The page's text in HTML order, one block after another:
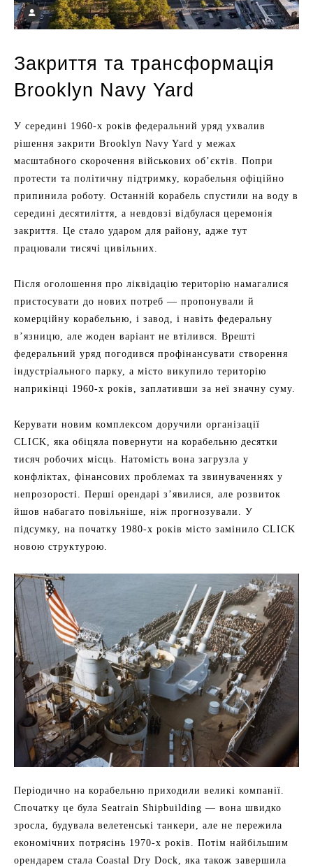
Закриття та трансформація
Brooklyn Navy Yard
У середині 1960-х років федеральний уряд ухвалив
рішення закрити Brooklyn Navy Yard у межах
масштабного скорочення військових об’єктів. Попри
протести та політичну підтримку, корабельня офіційно
припинила роботу. Останній корабель спустили на воду в
середині десятиліття, а невдовзі відбулася церемонія
закриття. Це стало ударом для району, адже тут
працювали тисячі цивільних.
Після оголошення про ліквідацію територію намагалися
пристосувати до нових потреб — пропонували й
комерційну корабельню, і завод, і навіть федеральну
в’язницю, але жоден варіант не втілився. Врешті
федеральний уряд погодився профінансувати створення
індустріального парку, а місто викупило територію
наприкінці 1960-х років, заплативши за неї значну суму.
Керувати новим комплексом доручили організації
CLICK, яка обіцяла повернути на корабельню десятки
тисяч робочих місць. Натомість вона загрузла у
конфліктах, фінансових проблемах та звинуваченнях у
непрозорості. Перші орендарі з’явилися, але розвиток
йшов набагато повільніше, ніж прогнозували. У
підсумку, на початку 1980-х років місто замінило CLICK
новою структурою.
Періодично на корабельню приходили великі компанії.
Спочатку це була Seatrain Shipbuilding — вона швидко
зросла, будувала велетенські танкери, але не пережила
економічних потрясінь 1970-х років. Потім найбільшим
орендарем стала Coastal Dry Dock, яка також завершила